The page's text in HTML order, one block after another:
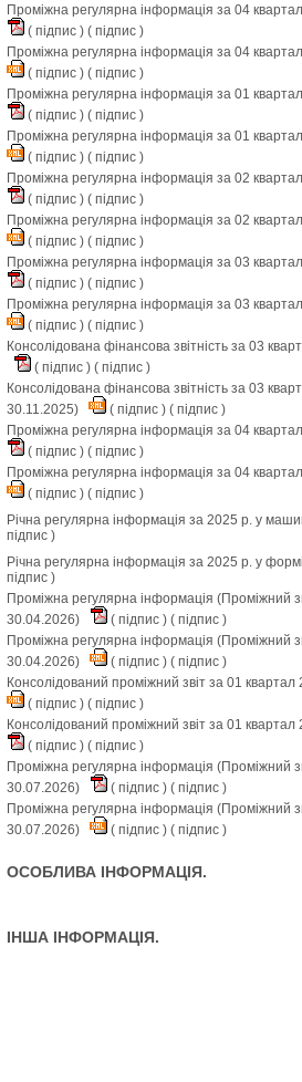
Проміжна регулярна інформація за 04
( підпис ) ( підпис )
Проміжна регулярна інформація за 04
( підпис ) ( підпис )
Проміжна регулярна інформація за 01
( підпис ) ( підпис )
Проміжна регулярна інформація за 01
( підпис ) ( підпис )
Проміжна регулярна інформація за 02
( підпис ) ( підпис )
Проміжна регулярна інформація за 02
( підпис ) ( підпис )
Проміжна регулярна інформація за 03
( підпис ) ( підпис )
Проміжна регулярна інформація за 03
( підпис ) ( підпис )
Консолідована фінансова звітність за 03
( підпис ) ( підпис )
Консолідована фінансова звітність за 03
30.11.2025)
( підпис ) ( підпис )
Проміжна регулярна інформація за 04
( підпис ) ( підпис )
Проміжна регулярна інформація за 04
( підпис ) ( підпис )
Річна регулярна інформація за 2025 р. у
підпис )
Річна регулярна інформація за 2025 р. у
підпис )
Проміжна регулярна інформація (Проміжний
30.04.2026)
( підпис ) ( підпис )
Проміжна регулярна інформація (Проміжний
30.04.2026)
( підпис ) ( підпис )
Консолідований проміжний звіт за 01
( підпис ) ( підпис )
Консолідований проміжний звіт за 01
( підпис ) ( підпис )
Проміжна регулярна інформація (Проміжний
30.07.2026)
( підпис ) ( підпис )
Проміжна регулярна інформація (Проміжний
30.07.2026)
( підпис ) ( підпис )
ОСОБЛИВА ІНФОРМАЦІЯ.
ІНША ІНФОРМАЦІЯ.